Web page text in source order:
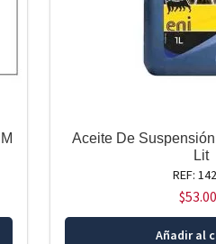
Aceite De
Lit
REF:
$
Añadir al